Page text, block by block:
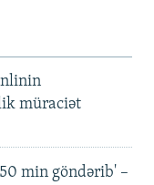
müraciət
min göndərib' –